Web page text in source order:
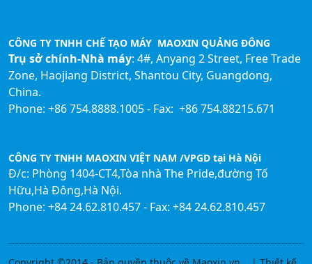
CÔNG TY TNHH CHẾ TẠO MÁY MAOXIN QUẢNG ĐÔNG
Trụ sở chính-Nhà máy: 4#, Anyang 2 Street, Free Trade
Zone, Haojiang District, Shantou City, Guangdong,
China.
Phone: +86 754.8888.1005 - Fax: +86 754.88215.671
CÔNG TY TNHH MAOXIN VIỆT NAM /VPGD tại Hà Nội
Đ/c: Phòng 1404-CT4,Tòa nhà The Pride,đường Tố
Hữu,Hà Đông,Hà Nội.
Phone: +84 24.62.810.457 - Fax: +84 24.62.810.457